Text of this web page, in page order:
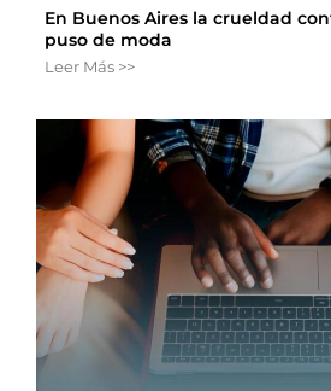
En Buenos Aires la crueldad
puso de moda
Leer Más >>